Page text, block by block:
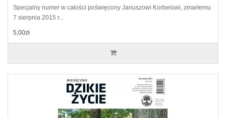
Specjalny numer w całości poświęcony Januszowi Korbelowi, zmarłemu
7 sierpnia 2015 r...
5,00zł